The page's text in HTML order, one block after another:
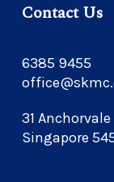
Contact Us
6385 9455
31 Anchorvale
Singapore